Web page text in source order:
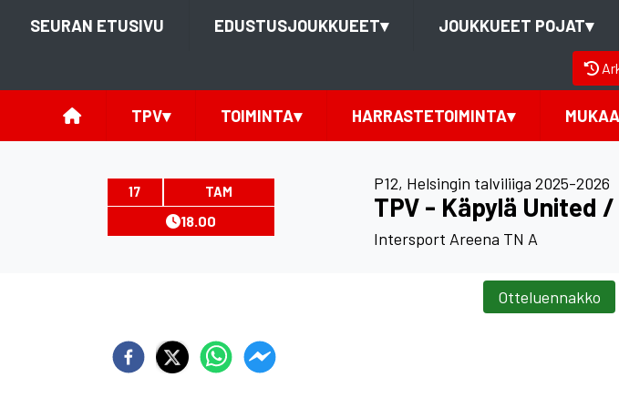
SEURAN ETUSIVU EDUSTUSJOUKKUEET▾ JOUKKUEET POJAT▾
TPV▾ TOIMINTA▾ HARRASTETOIMINTA▾
17 TAM
18.00
P12, Helsingin talviliiga 2025-2026
TPV - Käpylä United
Intersport Areena TN A
Otteluennakko